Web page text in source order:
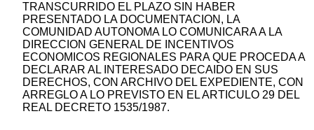
TRANSCURRIDO EL PLAZO SIN HABER
PRESENTADO LA DOCUMENTACION, LA
COMUNIDAD AUTONOMA LO COMUNICARA A LA
DIRECCION GENERAL DE INCENTIVOS
ECONOMICOS REGIONALES PARA QUE PROCEDA A
DECLARAR AL INTERESADO DECAIDO EN SUS
DERECHOS, CON ARCHIVO DEL EXPEDIENTE, CON
ARREGLO A LO PREVISTO EN EL ARTICULO 29 DEL
REAL DECRETO 1535/1987.